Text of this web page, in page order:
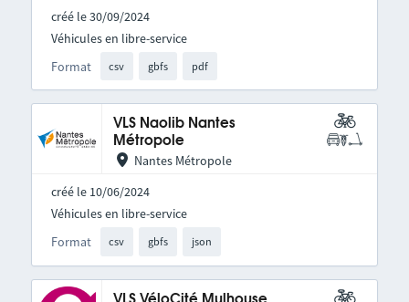
créé le 30/09/2024
Format csv gbfs pdf
Véhicules en libre-service
VLS Naolib Nantes
Métropole
Nantes Métropole
créé le 10/06/2024
Format csv gbfs json
Véhicules en libre-service